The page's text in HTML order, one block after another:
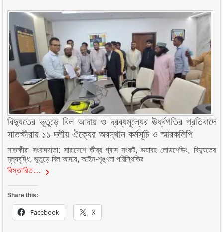
বিদ্যুতের ভূতুড়ে বিল আদায় ও দ্রব্যমূল্যের ঊর্ধ্বগতির প্রতিবাদে
সাতক্ষীরায় ১১ দলীয় ঐক্যের অবস্থান কর্মসূচি ও স্মারকলিপি
সাতক্ষীরা সংবাদদাতা: সারাদেশে তীব্র গ্যাস সংকট, ভয়াবহ লোডশেডিং, বিদ্যুতের
মূল্যবৃদ্ধি, ভূতুড়ে বিল আদায়, আইন-শৃঙ্খলা পরিস্থিতির
বিস্তারিত…
Share this:
Facebook X